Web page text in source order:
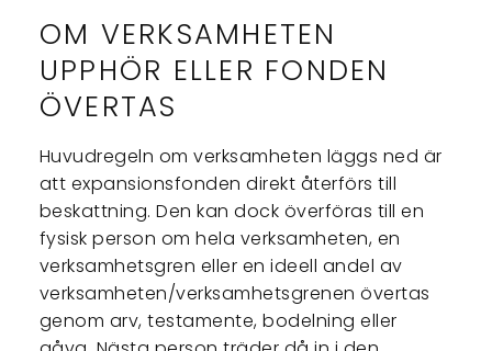
OM VERKSAMHETEN
UPPHÖR ELLER FONDEN
ÖVERTAS
Huvudregeln om verksamheten läggs ned är
att expansionsfonden direkt återförs till
beskattning. Den kan dock överföras till en
fysisk person om hela verksamheten, en
verksamhetsgren eller en ideell andel av
verksamheten/verksamhetsgrenen övertas
genom arv, testamente, bodelning eller